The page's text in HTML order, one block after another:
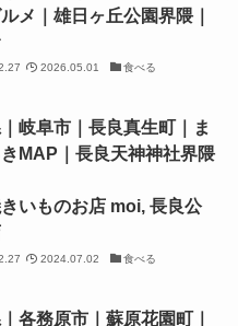
メ｜雄日ヶ丘公園界隈｜
2026.05.01 食べる
岐阜市｜長良真生町｜ま
MAP｜長良天神神社界隈
いものお店 moi, 長良公
2024.07.02 食べる
各務原市｜蘇原花園町｜